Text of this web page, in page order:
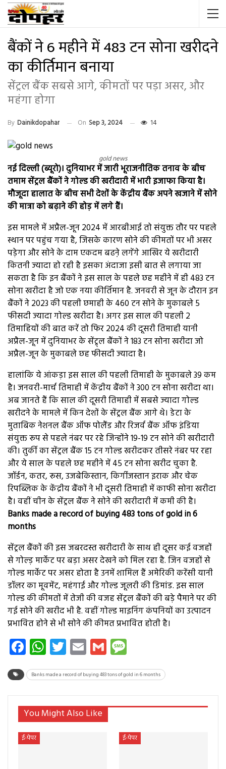
बैंकों ने 6 महीने में 483 टन सोना खरीदने
का कीर्तिमान बनाया
सेंट्रल बैंक सबसे आगे, कीमतों पर पड़ा असर, और
महंगा होगा
By Dainikdopahar On Sep 3, 2024 14
gold news
नई दिल्ली (ब्यूरो)। दुनियाभर में जारी भूराजनीतिक तनाव के बीच
तमाम सेंट्रल बैंकों ने गोल्ड की खरीदारी में भारी इजाफा किया है।
मौजूदा हालात के बीच सभी देशों के केंद्रीय बैंक अपने खजाने में सोने
की मात्रा को बढ़ाने की होड़ में लगे हैं।
इस मामले में अप्रैल-जून 2024 में आरबीआई तो संयुक्त तौर पर पहले
स्थान पर पहुंच गया है, जिसके कारण सोने की कीमतों पर भी असर
पड़ेगा और सोने के दाम एकदम बढऩे लगेंगे आखिर ये खरीदारी
कितनी ज्यादा हो रही है इसका अंदाजा इसी बात से लगाया जा
सकता है कि इन बैंकों ने इस साल के पहले छह महीने में ही 483 टन
सोना खरीदा है जो एक नया कीर्तिमान है. जनवरी से जून के दौरान इन
बैंकों ने 2023 की पहली छमाही के 460 टन सोने के मुकाबले 5
फीसदी ज्यादा गोल्ड खरीदा है। अगर इस साल की पहली 2
तिमाहियों की बात करें तो फिर 2024 की दूसरी तिमाही यानी
अप्रैल-जून में दुनियाभर के सेंट्र्ल बैंकों ने 183 टन सोना खरीदा जो
अप्रैल-जून के मुकाबले छह फीसदी ज्यादा है।
हालांकि ये आंकड़ा इस साल की पहली तिमाही के मुकाबले 39 कम
है। जनवरी-मार्च तिमाही में केंद्रीय बैंकों ने 300 टन सोना खरीदा था।
अब जानते हैं कि साल की दूसरी तिमाही में सबसे ज्यादा गोल्ड
खरीदने के मामले में किन देशों के सेंट्रल बैंक आगे थे। डेटा के
मुताबिक नेशनल बैंक ऑफ पोलैंड और रिजर्व बैंक ऑफ इंडिया
संयुक्त रूप से पहले नंबर पर रहे जिन्होंने 19-19 टन सोने की खरीदारी
की। तुर्की का सेंट्रल बैंक 15 टन गोल्ड खरीदकर तीसरे नंबर पर रहा
और ये साल के पहले छह महीने में 45 टन सोना खरीद चुका है.
जॉर्डन, कतर, रूस, उजबेकिस्तान, किर्गीजस्तान इराक और चेक
रिपब्लिक के केंद्रीय बैंकों ने भी दूसरी तिमाही में काफी सोना खरीदा
है। वहीं चीन के सेंट्रल बैंक ने सोने की खरीदारी में कमी की है।
Banks made a record of buying 483 tons of gold in 6
months
सेंट्रल बैंकों की इस जबरदस्त खरीदारी के साथ ही दूसर कई वजहों
से गोल्ड़ मार्केट पर बड़ा असर देखने को मिल रहा है. जिन वजहों से
गोल्ड मार्केट पर असर होता है उनमें शामिल हैं अमेरिकी करेंसी यानी
डॉलर का मूवमेंट, महंगाई और गोल्ड जूलरी की डिमांड. इस साल
गोल्ड की कीमतों में तेजी की वजह सेंट्रल बैंकों की बड़े पैमाने पर की
गई सोने की खरीद भी है. वहीं गोल्ड माइनिंग कंपनियों का उत्पादन
प्रभावित होने से भी सोने की कीमत प्रभावित होती है।
Facebook
WhatsApp
Twitter
EmailGmail
Banks made a record of buying 483 tons of gold in 6 months
You Might Also Like
ई-पेपर ई-पेपर